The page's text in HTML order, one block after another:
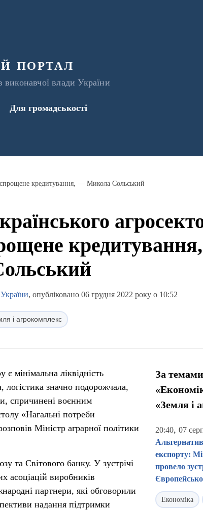
портал
влади України
Для громадськості
спрощене кредитування, — Микола Сольський
, опубліковано 06 грудня 2022 року о 10:52
і агрокомплекс
мінімальна ліквідність
значно подорожчала,
спричинені воєнним
«Нагальні потреби
Міністр аграрної політики
та Світового банку. У зустрічі
асоціацій виробників
партнери, які обговорили
надання підтримки
За
«Земля і
20:40, 07
експорту:
провело
Європейської
Економіка